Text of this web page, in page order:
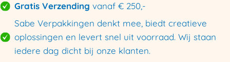
Gratis Verzending vanaf € 250,-
Sabe Verpakkingen denkt mee, biedt creatieve
oplossingen en levert snel uit voorraad. Wij staan
iedere dag dicht bij onze klanten.